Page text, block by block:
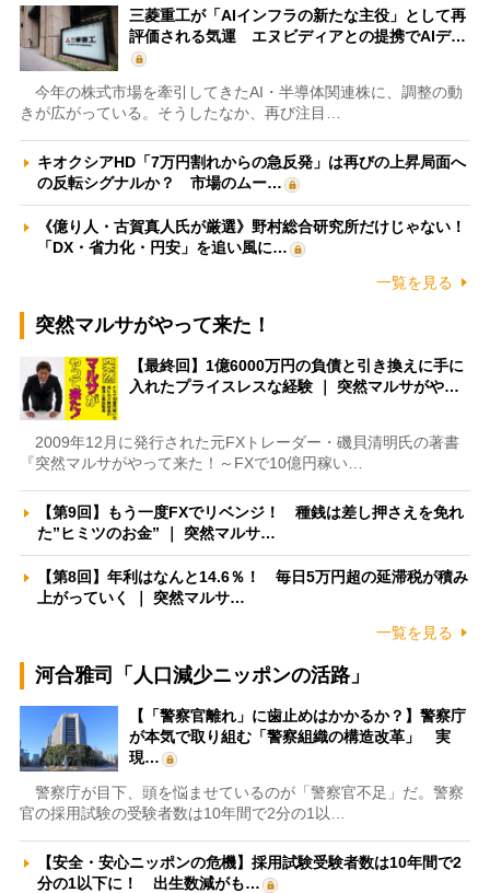
三菱重工が「AIインフラの新たな主役」として再
評価される気運 エヌビディアとの提携でAIデ…
今年の株式市場を牽引してきたAI・半導体関連株に、調整の動
きが広がっている。そうしたなか、再び注目…
キオクシアHD「7万円割れからの急反発」は再びの上昇局面へ
の反転シグナルか？ 市場のムー…
《億り人・古賀真人氏が厳選》野村総合研究所だけじゃない！
「DX・省力化・円安」を追い風に…
一覧を見る
突然マルサがやって来た！
【最終回】1億6000万円の負債と引き換えに手に
入れたプライスレスな経験 ｜ 突然マルサがや…
2009年12月に発行された元FXトレーダー・磯貝清明氏の著書
『突然マルサがやって来た！～FXで10億円稼い…
【第9回】もう一度FXでリベンジ！ 種銭は差し押さえを免れ
た”ヒミツのお金” ｜ 突然マルサ…
【第8回】年利はなんと14.6％！ 毎日5万円超の延滞税が積み
上がっていく ｜ 突然マルサ…
一覧を見る
河合雅司「人口減少ニッポンの活路」
【「警察官離れ」に歯止めはかかるか？】警察庁
が本気で取り組む「警察組織の構造改革」 実
現…
警察庁が目下、頭を悩ませているのが「警察官不足」だ。警察
官の採用試験の受験者数は10年間で2分の1以…
【安全・安心ニッポンの危機】採用試験受験者数は10年間で2
分の1以下に！ 出生数減がも…